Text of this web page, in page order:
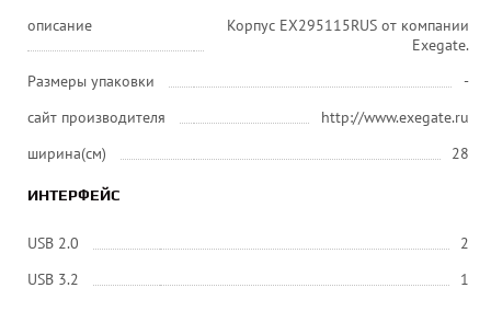
описание
Корпус EX295115RUS от компании
Exegate.
Размеры упаковки
-
сайт производителя
http://www.exegate.ru
ширина(см)
28
ИНТЕРФЕЙС
USB 2.0
2
USB 3.2
1